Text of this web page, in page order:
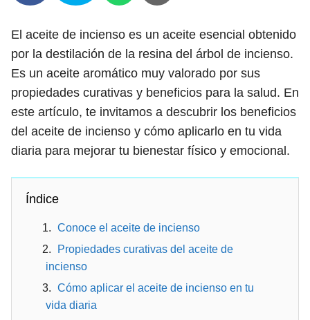
El aceite de incienso es un aceite esencial obtenido
por la destilación de la resina del árbol de incienso.
Es un aceite aromático muy valorado por sus
propiedades curativas y beneficios para la salud. En
este artículo, te invitamos a descubrir los beneficios
del aceite de incienso y cómo aplicarlo en tu vida
diaria para mejorar tu bienestar físico y emocional.
Índice
Conoce el aceite de incienso
Propiedades curativas del aceite de
incienso
Cómo aplicar el aceite de incienso en tu
vida diaria